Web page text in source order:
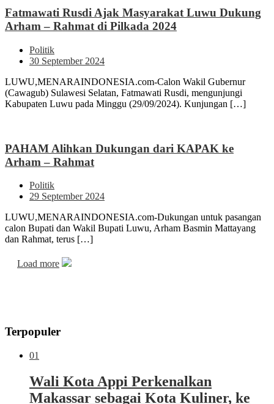
Fatmawati Rusdi Ajak Masyarakat Luwu Dukung
Arham – Rahmat di Pilkada 2024
Politik
30 September 2024
LUWU,MENARAINDONESIA.com-Calon Wakil Gubernur
(Cawagub) Sulawesi Selatan, Fatmawati Rusdi, mengunjungi
Kabupaten Luwu pada Minggu (29/09/2024). Kunjungan […]
PAHAM Alihkan Dukungan dari KAPAK ke
Arham – Rahmat
Politik
29 September 2024
LUWU,MENARAINDONESIA.com-Dukungan untuk pasangan
calon Bupati dan Wakil Bupati Luwu, Arham Basmin Mattayang
dan Rahmat, terus […]
Load more
Terpopuler
01
Wali Kota Appi Perkenalkan
Makassar sebagai Kota Kuliner, ke